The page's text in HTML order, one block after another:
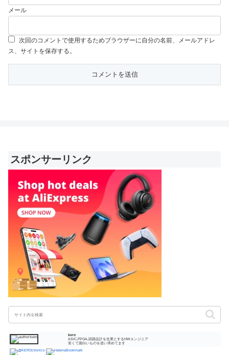
メール
次回のコメントで使用するためブラウザーに自分の名前、メールアドレ
ス、サイトを保存する。
スポンサーリンク
kero
ASIC,FPGA,回路設計を生業とするHWエンジニア
安くて面白いものを追い求めてます